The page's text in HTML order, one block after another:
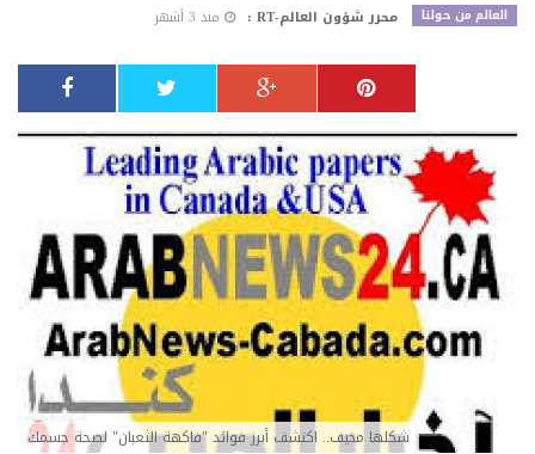
العالم من حولنا محرر شؤون العالم-RT : منذ 3 أشهر
شكلها مخيف.. اكتشف أبرز فوائد "فاكهة الثعبان" لصحة جسمك